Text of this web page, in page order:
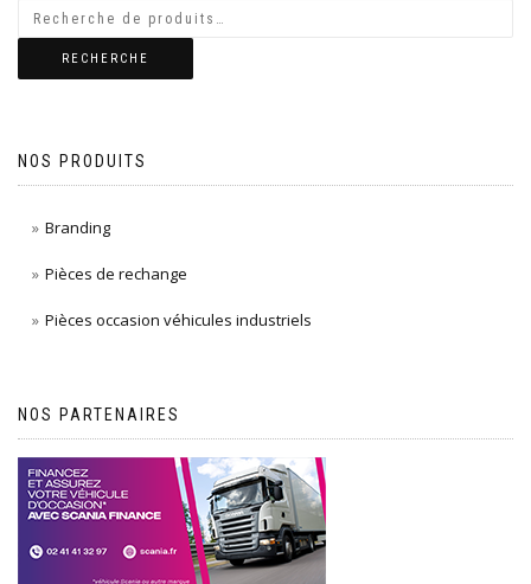
RECHERCHE
NOS PRODUITS
Branding
Pièces de rechange
Pièces occasion véhicules industriels
NOS PARTENAIRES